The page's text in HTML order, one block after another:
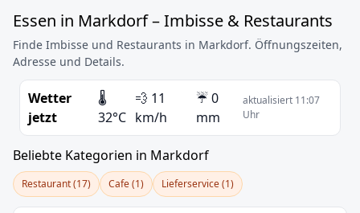
Essen in Markdorf – Imbisse & Restaurants
Finde Imbisse und Restaurants in Markdorf. Öffnungszeiten,
Adresse und Details.
Wetter
jetzt
🌡️
32°C
💨 11
km/h
☔ 0
mm
aktualisiert 11:07
Uhr
Beliebte Kategorien in Markdorf
Restaurant (17) Cafe (1) Lieferservice (1)